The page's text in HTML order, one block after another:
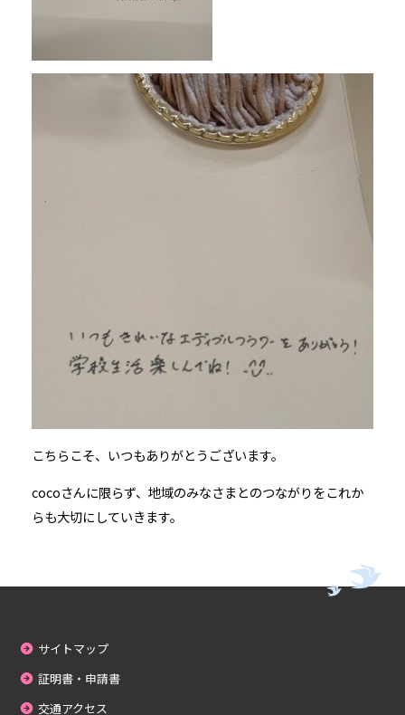
こちらこそ、いつもありがとうございます。
cocoさんに限らず、地域のみなさまとのつながりをこれか
らも大切にしていきます。
サイトマップ
証明書・申請書
交通アクセス